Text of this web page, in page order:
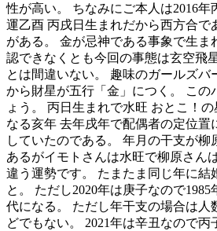
性が高い。 ちなみにご本人は2016年
運乙酉 丙戌日生まれだから西方合で
がある。 金が忌神である事象で生ま
認できなくとも今回の事態は玄空飛
とは間違いない。 趣味のガールズバ
から財星が五行「金」につく。 この
ょう。 丙日生まれで水旺 おとこ！
なる亥年 去年戌年で配偶者の定位置
していたのである。 年月の干支が柳
あるがイモトさんは水旺で柳原さん
違う運勢です。 たまたま同じ年に結
と。 ただし2020年は庚子なので
代になる。 ただし年干支の場合は人
どでもない。 2021年は辛丑なので丙